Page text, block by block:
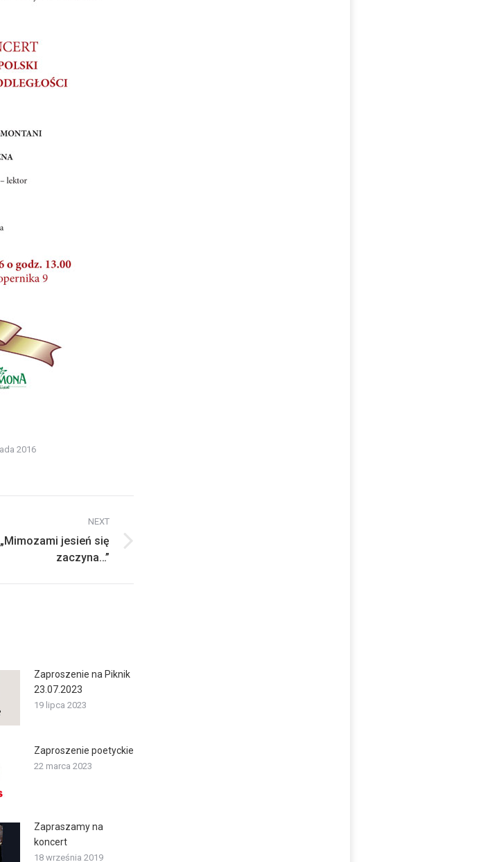
2016
NEXT
„Mimozami jesień się
zaczyna…”
Zaproszenie na Piknik
23.07.2023
19 lipca 2023
Zaproszenie poetyckie
22 marca 2023
Zapraszamy na
koncert
18 września 2019